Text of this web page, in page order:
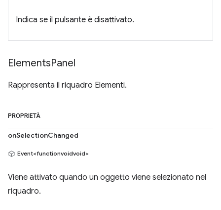
Indica se il pulsante è disattivato.
ElementsPanel
Rappresenta il riquadro Elementi.
PROPRIETÀ
onSelectionChanged
Event<functionvoidvoid>
Viene attivato quando un oggetto viene selezionato nel
riquadro.